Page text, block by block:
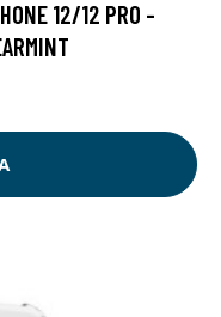
12/12 PRO -